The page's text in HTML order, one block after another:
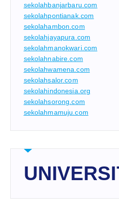
sekolahbanjarbaru.com
sekolahpontianak.com
sekolahambon.com
sekolahjayapura.com
sekolahmanokwari.com
sekolahnabire.com
sekolahwamena.com
sekolahsalor.com
sekolahindonesia.org
sekolahsorong.com
sekolahmamuju.com